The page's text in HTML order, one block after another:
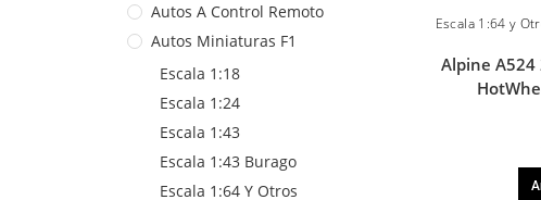
Autos A Control Remoto
Autos Miniaturas F1
Escala 1:18
Escala 1:24
Escala 1:43
Escala 1:43 Burago
Escala 1:64 Y Otros
Escala 1:64 y
Alpine A524